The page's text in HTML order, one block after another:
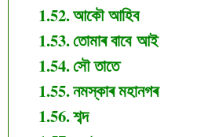
আকৌ আহিব
তোমাৰ বাবে আই
সৌ তাতে
নমস্কাৰ মহানগৰ
শব্দ